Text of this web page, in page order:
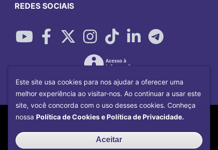
REDES SOCIAIS
Copyright©2026Universidade Federal
Centro de Tecnologia da
Este site usa cookies para nos ajudar a oferecer uma
melhor experiência ao visitar-nos. Ao continuar a usar este
site, você concorda com o uso desses cookies. Conheça
nossa Política de Cookies e Política de Privacidade.
Aceitar